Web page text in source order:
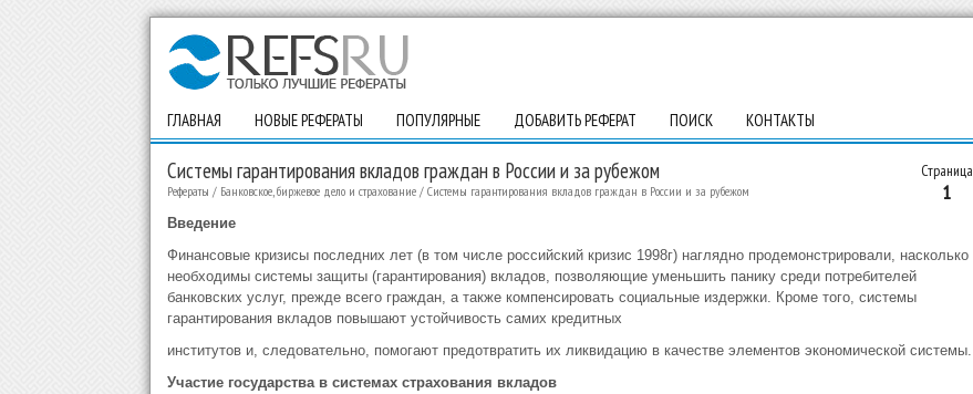
ГЛАВНАЯ НОВЫЕ РЕФЕРАТЫ ПОПУЛЯРНЫЕ ДОБАВИТЬ РЕФЕРАТ ПОИСК КОНТАКТЫ
Страница
1
Системы гарантирования вкладов граждан в России и за рубежом
Рефераты / Банковское, биржевое дело и страхование/ Системы гарантирования вкладов граждан в России и за рубежом
Введение
Финансовые кризисы последних лет (в том числе российский кризис 1998г) наглядно продемонстрировали, насколько
необходимы системы защиты (гарантирования) вкладов, позволяющие уменьшить панику среди потребителей
банковских услуг, прежде всего граждан, а также компенсировать социальные издержки. Кроме того, системы
гарантирования вкладов повышают устойчивость самих кредитных
институтов и, следовательно, помогают предотвратить их ликвидацию в качестве элементов экономической системы.
Участие государства в системах страхования вкладов